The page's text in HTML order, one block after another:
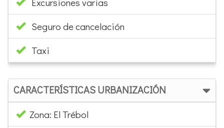
Seguro de cancelación
Taxi
CARACTERÍSTICAS URBANIZACIÓN
Zona: El Trébol